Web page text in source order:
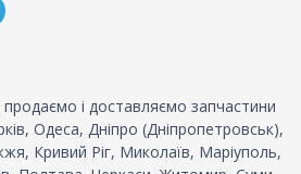
і доставляємо запчастини
Одеса, Дніпро (Дніпропетровськ),
Кривий Ріг, Миколаїв, Маріуполь,